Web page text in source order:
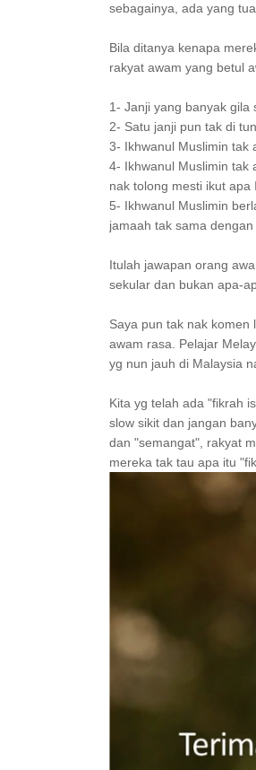
sebagainya, ada yang
Bila ditanya kenapa
rakyat awam yang betul
1- Janji yang banyak gila
2- Satu janji pun tak di
3- Ikhwanul Muslimin tak
4- Ikhwanul Muslimin tak
nak tolong mesti ikut apa
5- Ikhwanul Muslimin
jamaah tak sama
Itulah jawapan orang
sekular dan bukan apa-
Saya pun tak nak
awam rasa. Pelajar
yg nun jauh di Malaysia
Kita yg telah ada "fikrah
slow sikit dan jangan
dan "semangat", rakyat
mereka tak tau apa itu